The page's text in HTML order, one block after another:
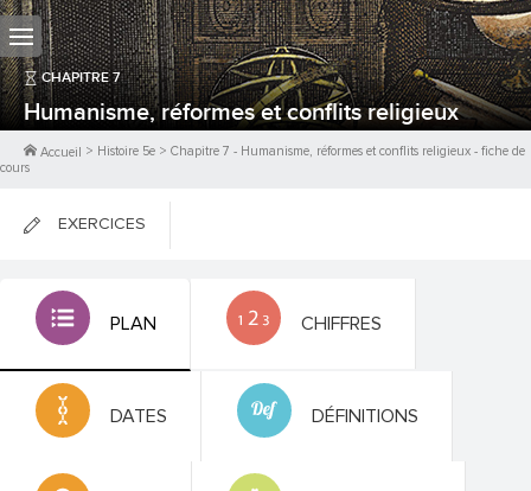
CHAPITRE7
Humanisme, réformes et conflits religieux
Accueil > Histoire 5e > Chapitre 7 - Humanisme, réformes et conflits religieux - fiche de
cours
EXERCICES
FICHES DE COURS
PLAN CHIFFRES
DATES DÉFINITIONS